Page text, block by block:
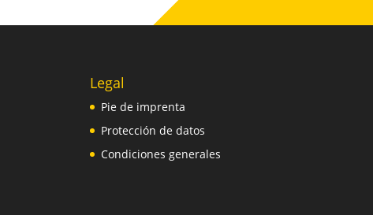
Legal
Pie de imprenta
Protección de datos
Condiciones generales